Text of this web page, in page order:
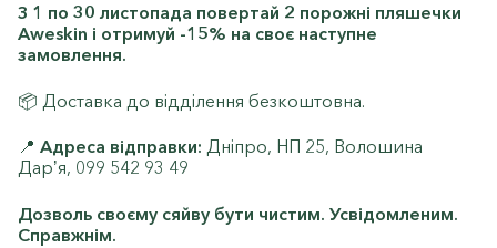
З 1 по 30 листопада повертай 2 порожні пляшечки
Aweskin і отримуй -15% на своє наступне
замовлення.
📦 Доставка до відділення безкоштовна.
📍 Адреса відправки: Дніпро, НП 25, Волошина
Дарʼя, 099 542 93 49
Дозволь своєму сяйву бути чистим. Усвідомленим.
Справжнім.